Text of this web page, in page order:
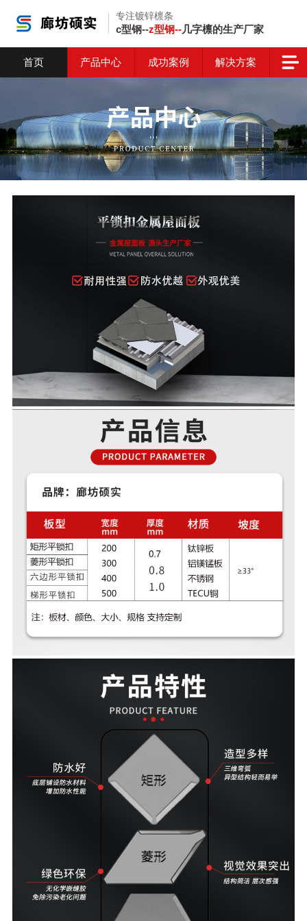
专注镀锌檩条
c型钢--z型钢--几字檩的生产厂家
首页 产品中心 成功案例 解决方案